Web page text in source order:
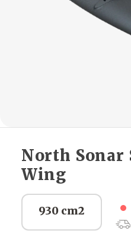
North Sonar
Wing
930 cm2